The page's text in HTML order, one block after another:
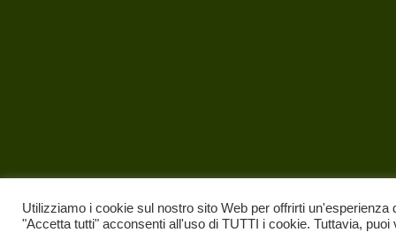
Utilizziamo i cookie sul nostro sito Web per offrirti
"Accetta tutti" acconsenti all'uso di TUTTI i cookie. Tuttavia,